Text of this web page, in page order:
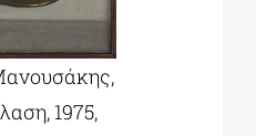
1975,